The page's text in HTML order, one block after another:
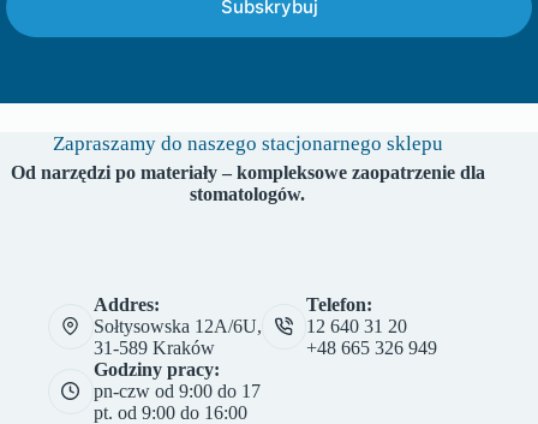
Subskrybuj
Zapraszamy do naszego stacjonarnego sklepu
Od narzędzi po materiały – kompleksowe zaopatrzenie dla
stomatologów.
Addres:
Sołtysowska 12A/6U,
31-589 Kraków
Telefon:
12 640 31 20
+48 665 326 949
Godziny pracy:
pn-czw od 9:00 do 17
pt. od 9:00 do 16:00